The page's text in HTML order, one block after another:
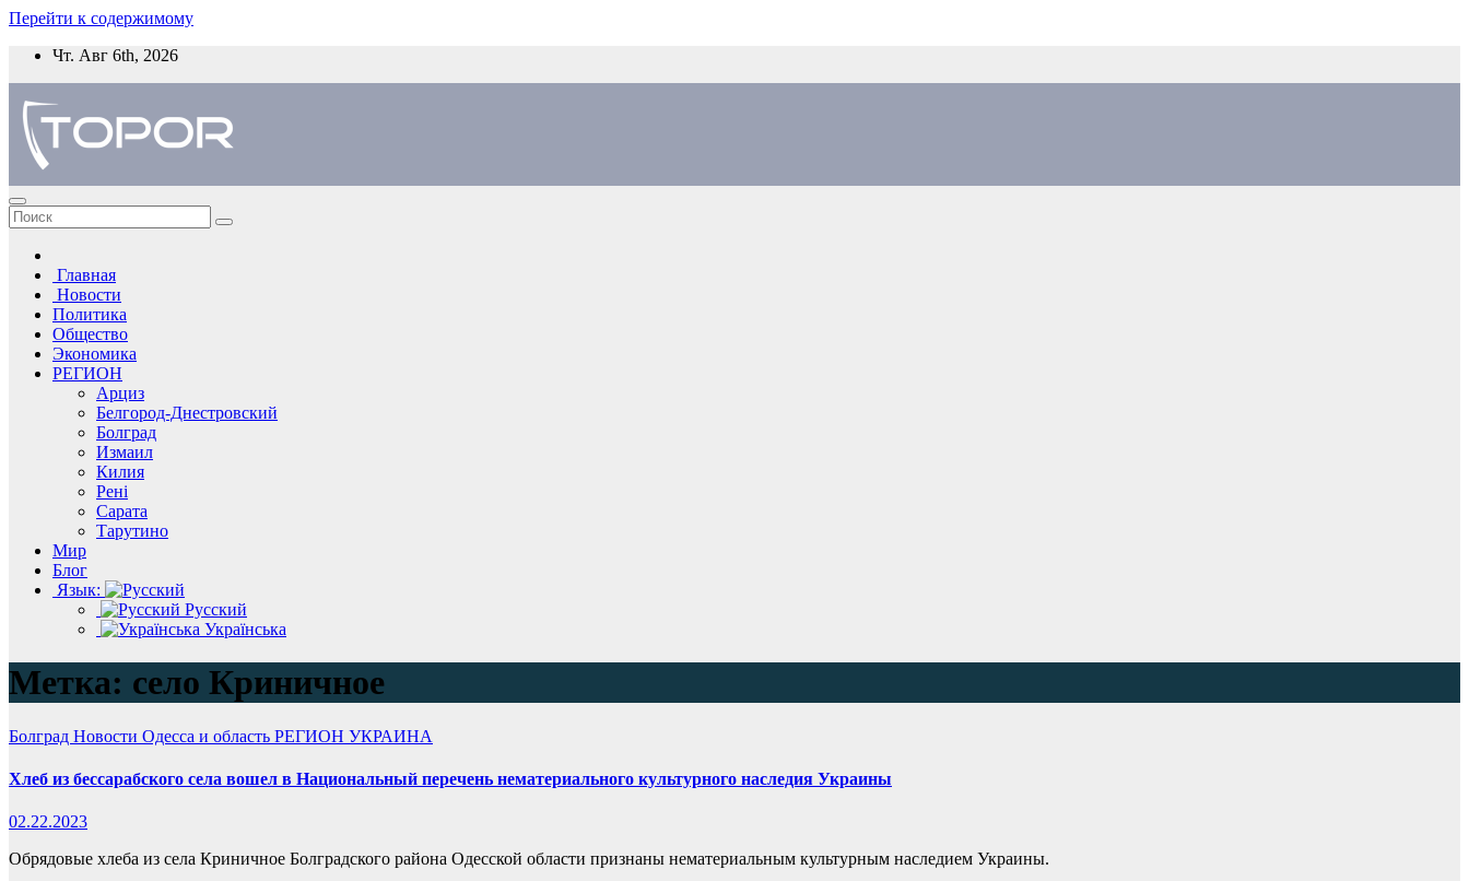
Перейти к содержимому
Чт. Авг 6th, 2026
Главная
Новости
Политика
Общество
Экономика
РЕГИОН
Арциз
Белгород-Днестровский
Болград
Измаил
Килия
Рені
Сарата
Тарутино
Мир
Блог
Язык:
Русский
Українська
Метка: село Криничное
Болград Новости Одесса и область РЕГИОН УКРАИНА
Хлеб из бессарабского села вошел в Национальный перечень нематериального культурного наследия Украины
02.22.2023
Обрядовые хлеба из села Криничное Болградского района Одесской области признаны нематериальным культурным наследием Украины.